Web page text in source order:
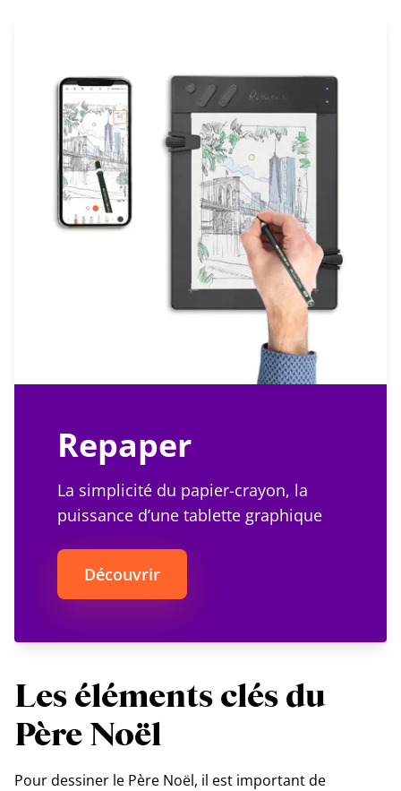
Repaper
La simplicité du papier-crayon, la
puissance d’une tablette graphique
Découvrir
Les éléments clés du
Père Noël
Pour dessiner le Père Noël, il est important de